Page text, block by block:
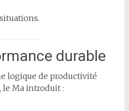
durable
logique de productivité
le Ma introduit :